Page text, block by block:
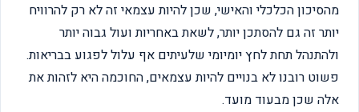
מהסיכון הכלכלי והאישי, שכן להיות עצמאי זה לא רק להרוויח
יותר זה גם להסתכן יותר, לשאת באחריות ועול גבוה יותר
ולהתנהל תחת לחץ יומיומי שלעיתים אף עלול לפגוע בבריאות.
פשוט רובנו לא בנויים להיות עצמאים, החוכמה היא לזהות את
אלה שכן מבעוד מועד.